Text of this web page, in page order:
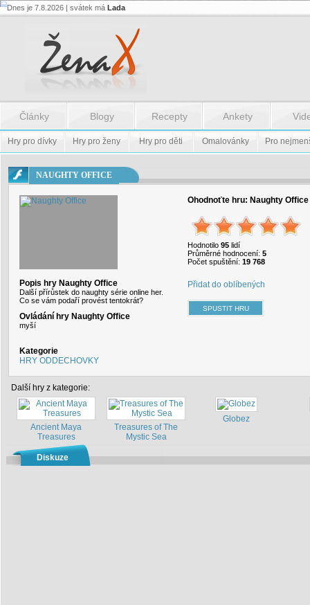
Flash.nazev
Flash.nazev
Dnes je 7.8.2026 | svátek má Lada
Články Blogy Recepty Ankety
Hry pro dívky Hry pro ženy Hry pro děti Omalovánky Pro
NAUGHTY OFFICE
Popis hry Naughty Office
Další přírůstek do naughty série online her.
Co se vám podaří provést tentokrát?
Ovládání hry Naughty Office
myší
Kategorie
HRY ODDECHOVKY
Ohodnoťte hru: Naughty Office
Hodnotilo 95 lidí
Průměrné hodnocení: 5
Počet spuštění: 19 768
Přidat do oblíbených
Další hry z kategorie:
Ancient Maya
Treasures
Treasures of The
Mystic Sea
Globez
Diskuze